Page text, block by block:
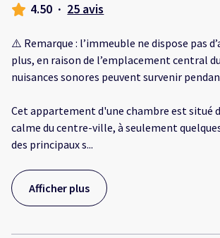
4.50 · 25 avis
⚠️ Remarque : l’immeuble ne dispose pas
plus, en raison de l’emplacement central
nuisances sonores peuvent survenir
Cet appartement d'une chambre est situé
calme du centre-ville, à seulement
des principaux s...
Afficher plus